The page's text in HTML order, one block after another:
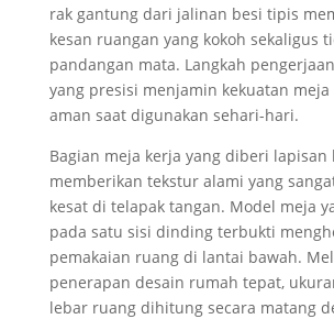
rak gantung dari jalinan besi tipis
kesan ruangan yang kokoh sekaligus
pandangan mata. Langkah
yang presisi menjamin kekuatan
aman saat digunakan sehari-hari.
Bagian meja kerja yang diberi lapisan
memberikan tekstur alami yang
kesat di telapak tangan. Model meja
pada satu sisi dinding terbukti
pemakaian ruang di lantai bawah.
penerapan desain rumah tepat,
lebar ruang dihitung secara matang